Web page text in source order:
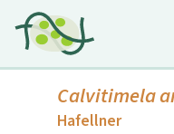
Calvitimela
Hafellner